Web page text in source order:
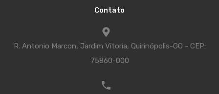
Contato
R. Antonio Marcon, Jardim Vitoria, Quirinópolis-GO - CEP:
75860-000